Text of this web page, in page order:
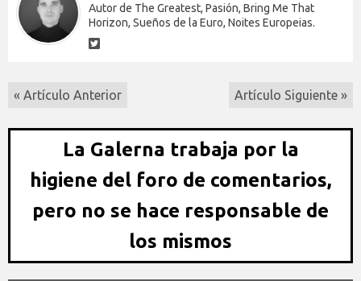
Autor de The Greatest, Pasión, Bring Me That
Horizon, Sueños de la Euro, Noites Europeias.
« Artículo Anterior Artículo Siguiente »
La Galerna trabaja por la
higiene del foro de comentarios,
pero no se hace responsable de
los mismos